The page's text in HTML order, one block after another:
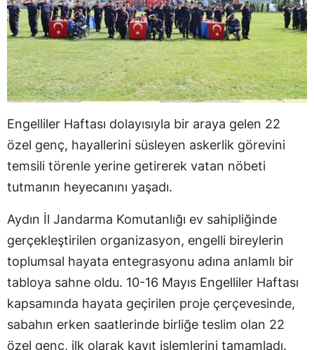
Engelliler Haftası dolayısıyla bir araya gelen 22
özel genç, hayallerini süsleyen askerlik görevini
temsili törenle yerine getirerek vatan nöbeti
tutmanın heyecanını yaşadı.
Aydın İl Jandarma Komutanlığı ev sahipliğinde
gerçekleştirilen organizasyon, engelli bireylerin
toplumsal hayata entegrasyonu adına anlamlı bir
tabloya sahne oldu. 10-16 Mayıs Engelliler Haftası
kapsamında hayata geçirilen proje çerçevesinde,
sabahın erken saatlerinde birliğe teslim olan 22
özel genç, ilk olarak kayıt işlemlerini tamamladı.